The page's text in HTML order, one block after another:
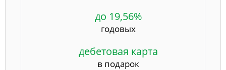
до 19,56%
годовых
дебетовая карта
в подарок